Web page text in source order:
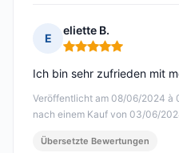
E
eliette B.
Hinweis: 5 von 5
Veröffentlicht am 08/06/2024 à
nach einem Kauf von 03/06/
Ich bin sehr zufrieden mit
Übersetzte Bewertungen